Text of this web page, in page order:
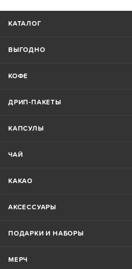
КАТАЛОГ
ВЫГОДНО
КОФЕ
ДРИП-ПАКЕТЫ
КАПСУЛЫ
ЧАЙ
КАКАО
АКСЕССУАРЫ
ПОДАРКИ И НАБОРЫ
МЕРЧ